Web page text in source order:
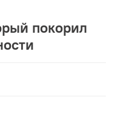
покорил